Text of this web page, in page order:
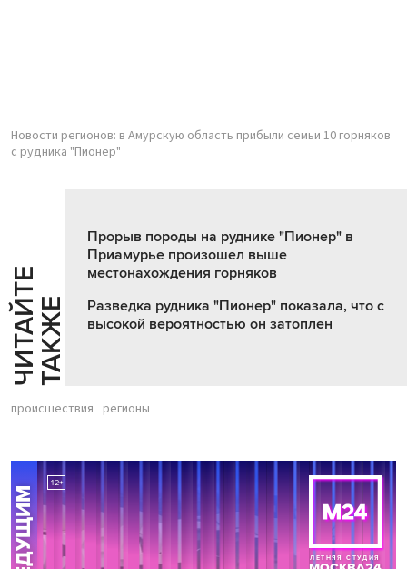
Новости регионов: в Амурскую область прибыли семьи 10 горняков
с рудника "Пионер"
Ч
И
Т
АЙ
Т
Е
Т
А
К
ЖЕ
Прорыв породы на руднике "Пионер" в
Приамурье произошел выше
местонахождения горняков
Разведка рудника "Пионер" показала, что с
высокой вероятностью он затоплен
происшествия регионы